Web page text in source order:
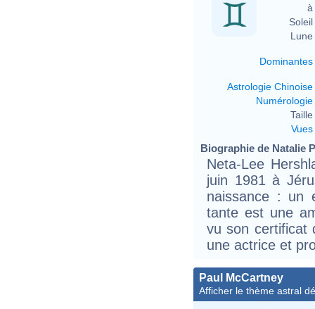
à
Soleil
Lune
Dominantes
Astrologie Chinoise
Numérologie
Taille
Vues
Biographie de Natalie
Neta-Lee
juin 1981 à
naissance : un
tante est une
vu son certificat
une actrice et
Paul McCartney
Afficher le thème astral